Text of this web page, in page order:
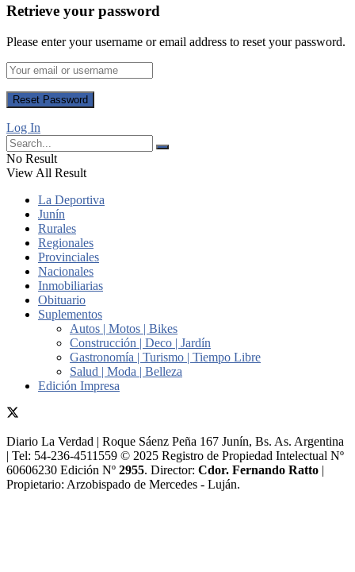
Retrieve your password
Please enter your username or email address to reset your password.
Log In
No Result
View All Result
La Deportiva
Junín
Rurales
Regionales
Provinciales
Nacionales
Inmobiliarias
Obituario
Suplementos
Autos | Motos | Bikes
Construcción | Deco | Jardín
Gastronomía | Turismo | Tiempo Libre
Salud | Moda | Belleza
Edición Impresa
Diario La Verdad | Roque Sáenz Peña 167 Junín, Bs. As. Argentina
| Tel: 54-236-4511559 © 2025 Registro de Propiedad Intelectual Nº
60606230 Edición Nº 2955. Director:​ Cdor. Fernando Ratto |
Propietario:​ Arzobispado de Mercedes - Luján.